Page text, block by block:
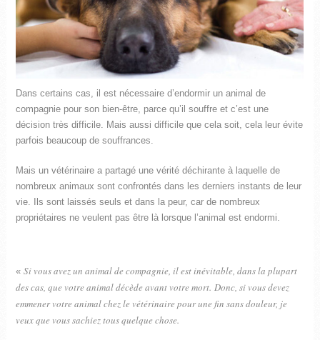
Dans certains cas, il est nécessaire d’endormir un animal de
compagnie pour son bien-être, parce qu’il souffre et c’est une
décision très difficile. Mais aussi difficile que cela soit, cela leur évite
parfois beaucoup de souffrances.
Mais un vétérinaire a partagé une vérité déchirante à laquelle de
nombreux animaux sont confrontés dans les derniers instants de leur
vie. Ils sont laissés seuls et dans la peur, car de nombreux
propriétaires ne veulent pas être là lorsque l’animal est endormi.
« Si vous avez un animal de compagnie, il est inévitable, dans la plupart
des cas, que votre animal décède avant votre mort. Donc, si vous devez
emmener votre animal chez le vétérinaire pour une fin sans douleur, je
veux que vous sachiez tous quelque chose.